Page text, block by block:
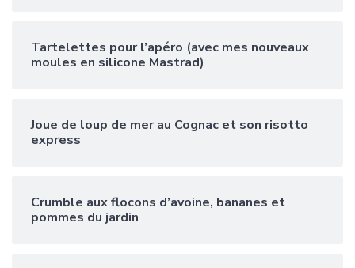
Tartelettes pour l’apéro (avec mes nouveaux
moules en silicone Mastrad)
Joue de loup de mer au Cognac et son risotto
express
Crumble aux flocons d’avoine, bananes et
pommes du jardin